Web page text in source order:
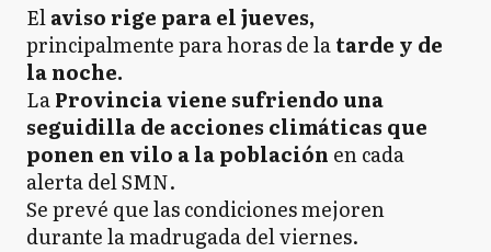
Elaviso rige para el jueves,
principalmente para horas de latarde y de
la noche.
LaProvincia viene sufriendo una
seguidilla de acciones climáticas que
ponen en vilo a la población en cada
alerta del SMN.
Se prevé que las condiciones mejoren
durante la madrugada del viernes.